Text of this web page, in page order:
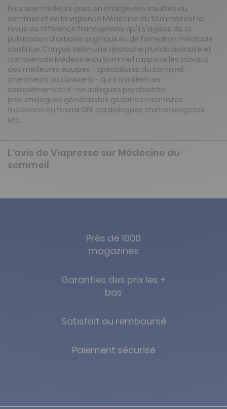
Pour une meilleure prise en charge des troubles du
sommeil et de la vigilance Médecine du Sommeil est la
revue de référence francophone qu'il s'agisse de la
publication d'articles originaux ou de formation médicale
continue. Conçue selon une approche pluridisciplinaire et
transversale Médecine du Sommeil rapporte les travaux
des meilleures équipes - spécialistes du sommeil
chercheurs ou cliniciens - qui travaillent en
complémentarité : neurologues psychiatres
pneumologues généralistes gériatres internistes
médecins du travail ORL cardiologues stomatologistes
etc.
L'avis de Viapresse sur Médecine du
sommeil
Près de 1000
magazines
Garanties des prix les +
bas
Satisfait ou remboursé
Paiement sécurisé